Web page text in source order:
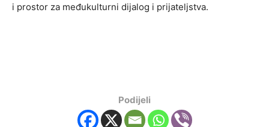
i prostor za međukulturni dijalog i prijateljstva.
Podijeli